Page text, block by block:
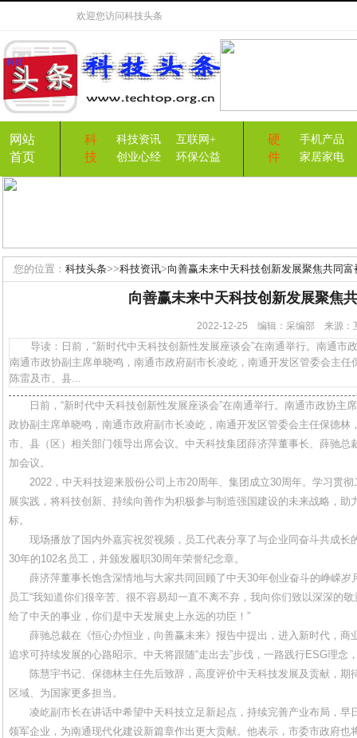
欢迎您访问科技头条
网站
首页
科
技
科技资讯
互联网+
创业心经
环保公益
硬
件
手机产品
家居家电
您的位置： 科技头条>>科技资讯>向善赢未来中天科技创新发展聚焦共同富
向善赢未来中天科技创新发展聚焦
2022-12-25 编辑：采编部 来源
导读：日前，“新时代中天科技创新性发展座谈会”在南通举行。南通市
南通市政协副主席单晓鸣，南通市政府副市长凌屹，南通开发区管委会主
陈雷及市、县...
日前，“新时代中天科技创新性发展座谈会”在南通举行。南通市政协主
政协副主席单晓鸣，南通市政府副市长凌屹，南通开发区管委会主任保德林
市、县（区）相关部门领导出席会议。中天科技集团薛济萍董事长、薛驰总
加会议。
2022，中天科技迎来股份公司上市20周年、集团成立30周年。学习贯
展实践，将科技创新、持续向善作为积极参与制造强国建设的未来战略，助
标。
现场播放了国内外嘉宾祝贺视频，员工代表分享了与企业同奋斗共成长
30年的102名员工，并颁发履职30周年荣誉纪念章。
薛济萍董事长饱含深情地与大家共同回顾了中天30年创业奋斗的峥嵘
员工“我知道你们很辛苦、很不容易却一直不离不弃，我向你们致以深深的
给了中天的事业，你们是中天发展史上永远的功臣！”
薛驰总裁在《恒心办恒业，向善赢未来》报告中提出，进入新时代，商
追求可持续发展的心路昭示。中天将跟随“走出去”步伐，一路践行ESG理念
陈慧宇书记、保德林主任先后致辞，高度评价中天科技发展及贡献，期
区域、为国家更多担当。
凌屹副市长在讲话中希望中天科技立足新起点，持续完善产业布局，早
领军企业，为南通现代化建设新篇章作出更大贡献。他表示，市委市政府也